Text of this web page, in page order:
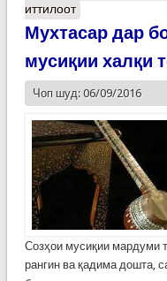
иттилоот
Мухтасар дар
мусиқии халқи
Чоп шуд: 06/09/2016
Созҳои мусиқии мардуми
рангин ва қадима дошта,